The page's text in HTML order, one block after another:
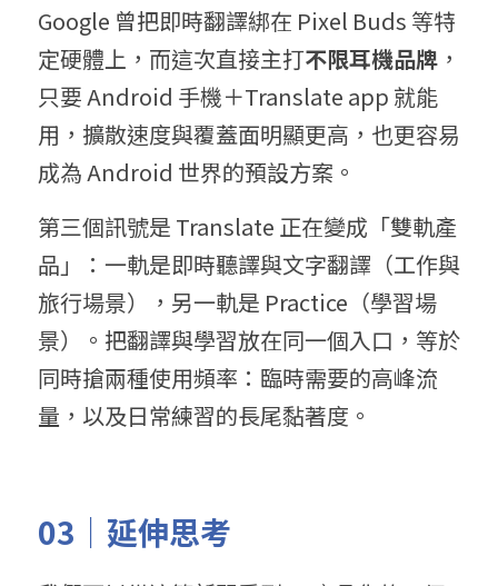
Google 曾把即時翻譯綁在 Pixel Buds 等特
定硬體上，而這次直接主打不限耳機品牌 ，
只要 Android 手機＋Translate app 就能
用，擴散速度與覆蓋面明顯更高，也更容易
成為 Android 世界的預設方案。
第三個訊號是 Translate 正在變成「雙軌產
品」：一軌是即時聽譯與文字翻譯（工作與
旅行場景），另一軌是 Practice（學習場
景）。把翻譯與學習放在同一個入口，等於
同時搶兩種使用頻率：臨時需要的高峰流
量，以及日常練習的長尾黏著度。
03｜延伸思考